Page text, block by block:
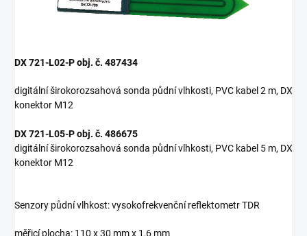
DX 721-L02-P obj. č. 487434
digitální širokorozsahová sonda půdní vlhkosti, PVC kabel 2 m, DX
konektor M12
DX 721-L05-P obj. č. 486675
digitální širokorozsahová sonda půdní vlhkosti, PVC kabel 5 m, DX
konektor M12
Senzory půdní vlhkost: vysokofrekvenční reflektometr TDR
měřicí plocha: 110 x 30 mm x 1,6 mm